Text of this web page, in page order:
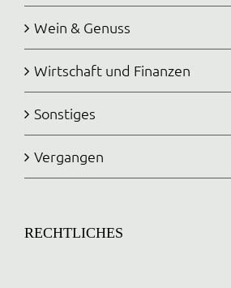
Wein & Genuss
Wirtschaft und Finanzen
Sonstiges
Vergangen
RECHTLICHES